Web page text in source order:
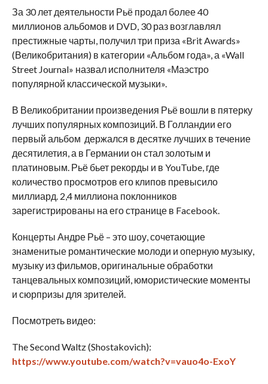
За 30 лет деятельности Рьё продал более 40
миллионов альбомов и DVD, 30 раз возглавлял
престижные чарты, получил три приза «Brit Awards»
(Великобритания) в категории «Альбом года», а «Wall
Street Journal» назвал исполнителя «Маэстро
популярной классической музыки».
В Великобритании произведения Рьё вошли в пятерку
лучших популярных композиций. В Голландии его
первый альбом держался в десятке лучших в течение
десятилетия, а в Германии он стал золотым и
платиновым. Рьё бьет рекорды и в YouTube, где
количество просмотров его клипов превысило
миллиард. 2,4 миллиона поклонников
зарегистрированы на его странице в Facebook.
Концерты Андре Рьё – это шоу, сочетающие
знаменитые романтические молоди и оперную музыку,
музыку из фильмов, оригинальные обработки
танцевальных композиций, юмористические моменты
и сюрпризы для зрителей.
Посмотреть видео:
The Second Waltz (Shostakovich):
https://www.youtube.com/watch?v=vauo4o-ExoY